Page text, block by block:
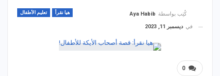
هيا نقرأ تعليم الأطفال كُتِب بواسطة Aya Habib
في ديسمبر 11, 2023
0